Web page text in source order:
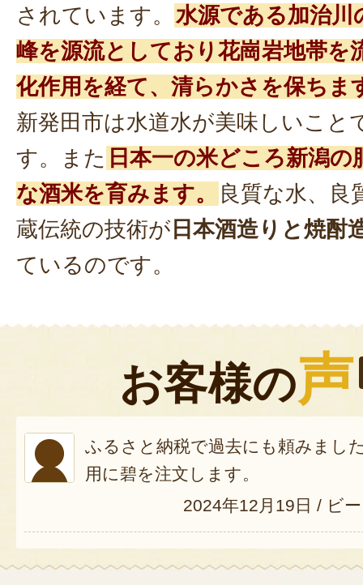
されています。 水源である加治川
峰を源流としており花崗岩地帯を
化作用を経て、清らかさを保ちま
新発田市は水道水が美味しいこと
す。また 日本一の米どころ新潟の
な酒米を育みます。
良質な水、良
蔵伝統の技術が 日本酒造りと焼酎
ているのです。
お客様の声
ふるさと納税で過去にも頼みまし
用に碧を注文します。
2024年12月19日 / ビ